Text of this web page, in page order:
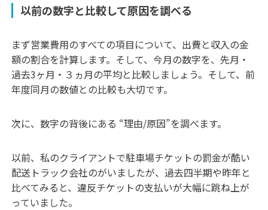
以前の数字と比較して原因を調べる
まず営業費用のすべての項目について、出費と収入の金
額の割合を計算します。そして、今月の数字を、先月・
過去3ヶ月・３ヵ月の平均と比較しましょう。そして、前
年度同月の数値との比較も大切です。
次に、数字の背後にある “理由/原因”を調べます。
以前、私のクライアントで駐車場チケットの罰金が酷い
配送トラック会社のがいましたが、過去四半期や昨年と
比べてみると、違反チケットの支払いが大幅に跳ね上が
っていました。